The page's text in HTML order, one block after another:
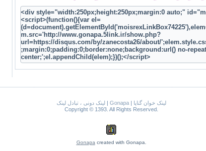
لینک دونی ، تبادل لینک| Gonapa| لینک خوان گناپا
Copyright © 1393. All Rights Reserved.
Gonapa created with Gonapa.